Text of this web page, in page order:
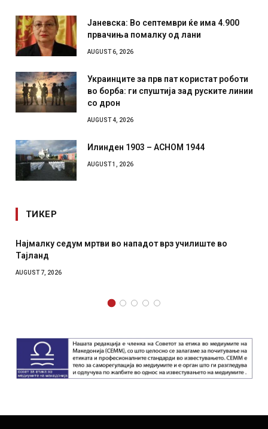
Јаневска: Во септември ќе има 4.900
првачиња помалку од лани
AUGUST 6, 2026
Украинците за прв пат користат роботи
во борба: ги спуштија зад руските линии
со дрон
AUGUST 4, 2026
Илинден 1903 – АСНОМ 1944
AUGUST 1, 2026
ТИКЕР
во нападот врз училиште во
СОЗИС: Украинците